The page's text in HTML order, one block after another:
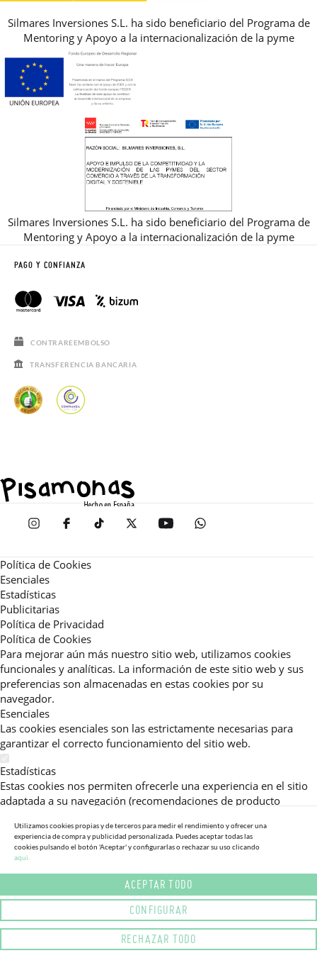
Silmares Inversiones S.L. ha sido beneficiario del Programa de
Mentoring y Apoyo a la internacionalización de la pyme
Silmares Inversiones S.L. ha sido beneficiario del Programa de
Mentoring y Apoyo a la internacionalización de la pyme
PAGO Y CONFIANZA
CONTRAREEMBOLSO
TRANSFERENCIA BANCARIA
Política de Cookies
Esenciales
Estadísticas
Publicitarias
Política de Privacidad
Política de Cookies
Para mejorar aún más nuestro sitio web, utilizamos cookies
funcionales y analíticas. La información de este sitio web y sus
preferencias son almacenadas en estas cookies por su
navegador.
Esenciales
Las cookies esenciales son las estrictamente necesarias para
garantizar el correcto funcionamiento del sitio web.
Estadísticas
Estas cookies nos permiten ofrecerle una experiencia en el sitio
adaptada a su navegación (recomendaciones de producto
consultadas, etc).Al activar esta cookie, nos ayuda a mejorar aún
más su experiencia.
Publicitarias
Estas cookies permiten a nuestros socios publicitarios enviarle
mensajes específicos y personalizados.
Política de Privacidad
Lea más sobre el uso de cookies en este sitio web en nuestra
Utilizamos cookies propias y de terceros para medir el rendimiento y ofrecer una
experiencia de compra y publicidad personalizada. Puedes aceptar todas las
cookies pulsando el botón 'Aceptar' y configurarlas o rechazar su uso clicando
aqui.
ACEPTAR TODO
CONFIGURAR
RECHAZAR TODO